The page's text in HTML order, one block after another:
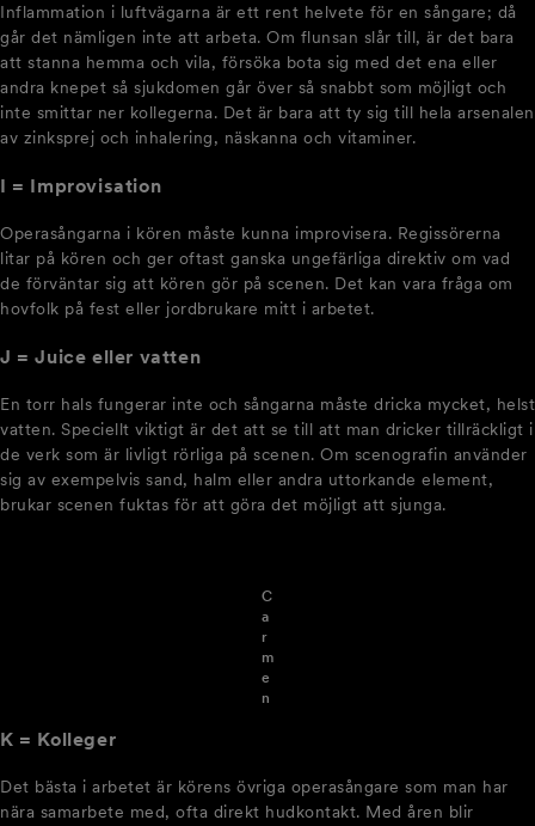
Inflammation i luftvägarna är ett rent helvete för en sångare; då
går det nämligen inte att arbeta. Om flunsan slår till, är det bara
att stanna hemma och vila, försöka bota sig med det ena eller
andra knepet så sjukdomen går över så snabbt som möjligt och
inte smittar ner kollegerna. Det är bara att ty sig till hela arsenalen
av zinksprej och inhalering, näskanna och vitaminer.
I = Improvisation
Operasångarna i kören måste kunna improvisera. Regissörerna
litar på kören och ger oftast ganska ungefärliga direktiv om vad
de förväntar sig att kören gör på scenen. Det kan vara fråga om
hovfolk på fest eller jordbrukare mitt i arbetet.
J = Juice eller vatten
En torr hals fungerar inte och sångarna måste dricka mycket, helst
vatten. Speciellt viktigt är det att se till att man dricker tillräckligt i
de verk som är livligt rörliga på scenen. Om scenografin använder
sig av exempelvis sand, halm eller andra uttorkande element,
brukar scenen fuktas för att göra det möjligt att sjunga.
C
a
r
m
e
n
K = Kolleger
Det bästa i arbetet är körens övriga operasångare som man har
nära samarbete med, ofta direkt hudkontakt. Med åren blir